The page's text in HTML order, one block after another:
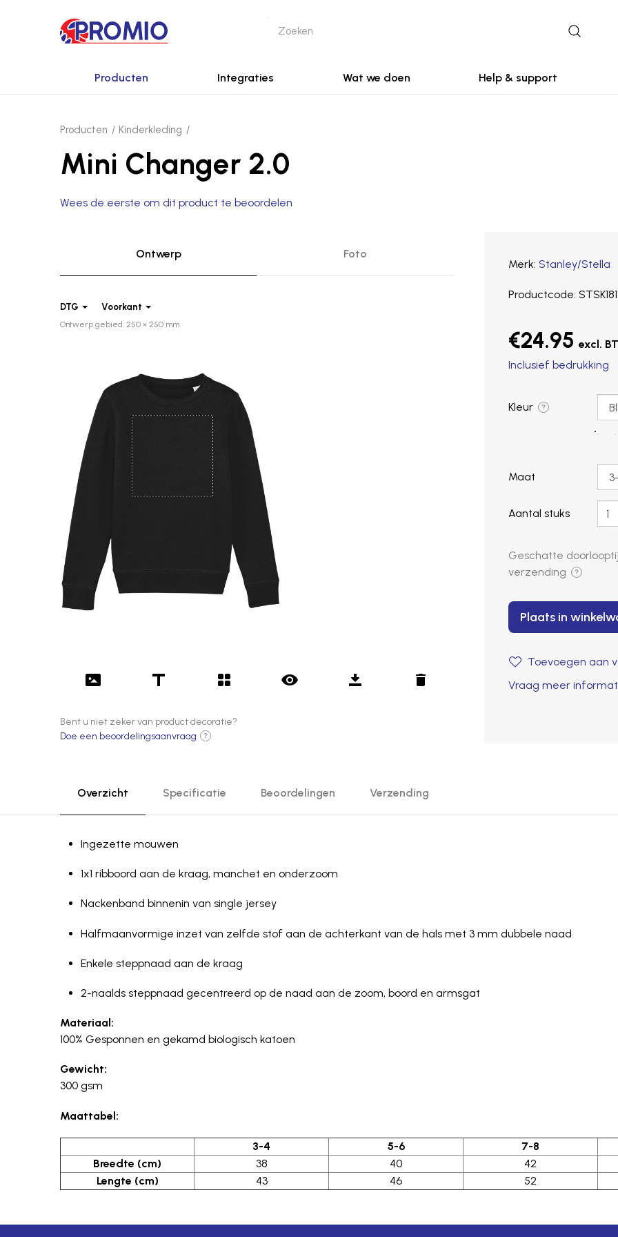
Producten Integraties Wat we doen Help & support
Producten Kinderkleding
Mini Changer 2.0
Wees de eerste om dit product te beoordelen
Ontwerp Foto
DTG Voorkant
Ontwerp gebied: 250 × 250 mm
Bent u niet zeker van product decoratie?
Doe een beoordelingsaanvraag
?
Merk Stanley/Stella
Productcode
€24.95
Inclusief bedrukking
Kleur ?
Maat
Aantal stuks
Geschatte
verzending
?
Plaats in
Toevoegen aan
Vraag meer
Overzicht Specificatie Beoordelingen Verzending
Ingezette mouwen
1x1 ribboord aan de kraag, manchet en onderzoom
Nackenband binnenin van single jersey
Halfmaanvormige inzet van zelfde stof aan de achterkant van de hals met 3 mm dubbele naad
Enkele steppnaad aan de kraag
2-naalds steppnaad gecentreerd op de naad aan de zoom, boord en armsgat
Materiaal:
100% Gesponnen en gekamd biologisch katoen
Gewicht:
300 gsm
Maattabel:
3-4 5-6 7-8
Breedte (cm)
38 40 42
Lengte (cm)
43 46 52